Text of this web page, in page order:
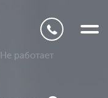
Не работает